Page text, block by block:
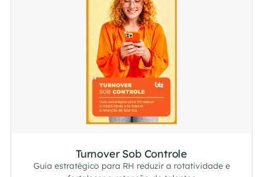
Turnover Sob Controle
Guia estratégico para RH reduzir a rotatividade e